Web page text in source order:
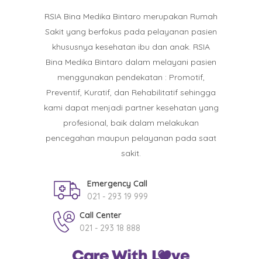
RSIA Bina Medika Bintaro merupakan Rumah
Sakit yang berfokus pada pelayanan pasien
khususnya kesehatan ibu dan anak. RSIA
Bina Medika Bintaro dalam melayani pasien
menggunakan pendekatan : Promotif,
Preventif, Kuratif, dan Rehabilitatif sehingga
kami dapat menjadi partner kesehatan yang
profesional, baik dalam melakukan
pencegahan maupun pelayanan pada saat
sakit.
Emergency Call
021 - 293 19 999
Call Center
021 - 293 18 888